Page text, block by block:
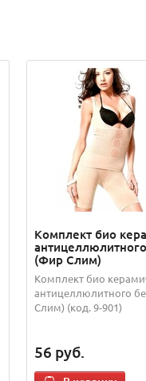
Комплект био
(Фир Слим)
Комплект био
антицеллюлитного
Слим) (код. 9-901)
56 руб.